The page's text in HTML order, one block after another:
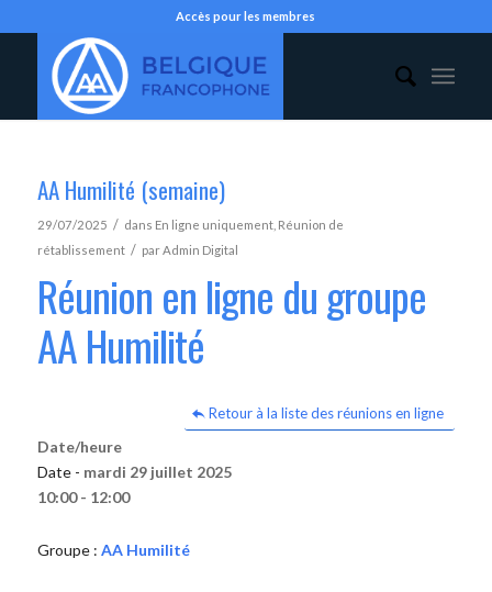
Accès pour les membres
AA Humilité (semaine)
29/07/2025 / dans En ligne uniquement, Réunion de
rétablissement / parAdmin Digital
Réunion en ligne du groupe
AA Humilité
Retour à la liste des réunions en ligne
Date/heure
Date - mardi 29 juillet 2025
10:00 - 12:00
Groupe : AA Humilité